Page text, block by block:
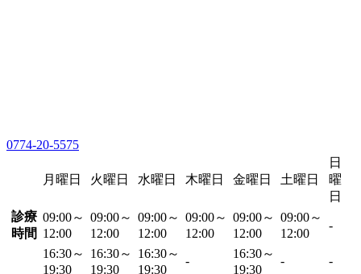
0774-20-5575
月曜日 火曜日 水曜日 木曜日 金曜日 土曜日
日
曜
日
診療
時間
09:00～
12:00
09:00～
12:00
09:00～
12:00
09:00～
12:00
09:00～
12:00
09:00～
12:00
-
16:30～
19:30
16:30～
19:30
16:30～
19:30
-
16:30～
19:30
- -